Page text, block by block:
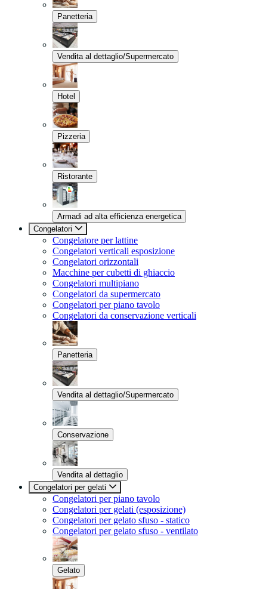
Panetteria
Vendita al dettaglio/Supermercato
Hotel
Pizzeria
Ristorante
Armadi ad alta efficienza energetica
Congelatori
Congelatore per lattine
Congelatori verticali esposizione
Congelatori orizzontali
Macchine per cubetti di ghiaccio
Congelatori multipiano
Congelatori da supermercato
Congelatori per piano tavolo
Congelatori da conservazione verticali
Panetteria
Vendita al dettaglio/Supermercato
Conservazione
Vendita al dettaglio
Congelatori per gelati
Congelatori per piano tavolo
Congelatori per gelati (esposizione)
Congelatori per gelato sfuso - statico
Congelatori per gelato sfuso - ventilato
Gelato